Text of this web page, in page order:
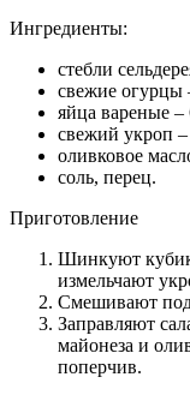
Ингредиенты:
стебли
свежие огурцы
яйца вареные –
свежий укроп
оливковое
соль, перец.
Приготовление
Шинкуют
измельчают
Смешивают
Заправляют
майонеза и
поперчив.